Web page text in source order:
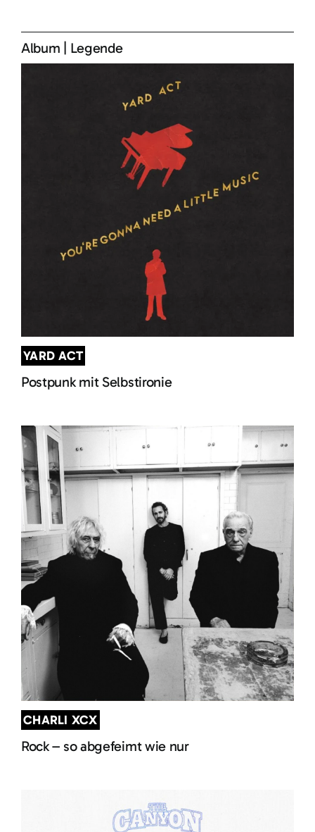
Album Legende
YARD ACT
Postpunk mit Selbstironie
CHARLI XCX
Rock – so abgefeimt wie nur